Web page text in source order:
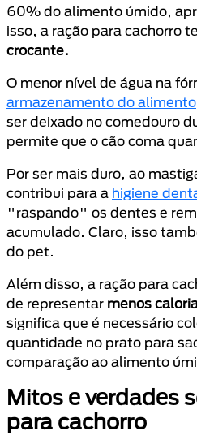
60% do alimento úmido,
isso, a ração para cachorro
crocante.
O menor nível de água na
armazenamento do alimento
ser deixado no comedouro
permite que o cão coma
Por ser mais duro, ao
contribui para a higiene
"raspando" os dentes e
acumulado. Claro, isso
do pet.
Além disso, a ração para
de representar menos
significa que é necessário
quantidade no prato para
comparação ao alimento
Mitos e verdades
para cachorro